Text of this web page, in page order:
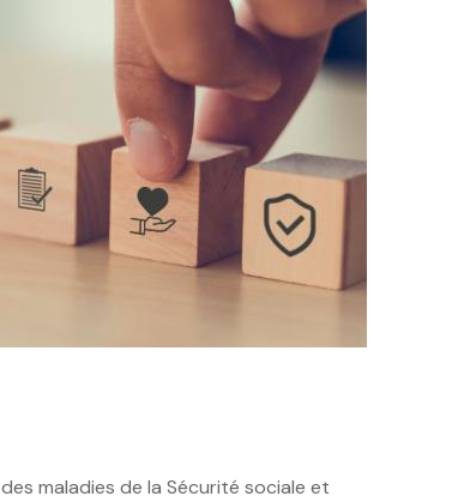
maladies de la Sécurité sociale et